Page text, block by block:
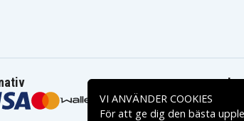
VI ANVÄNDER COOKIES
För att ge dig den bästa